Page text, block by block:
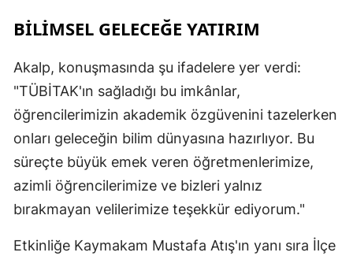
BİLİMSEL GELECEĞE YATIRIM
Akalp, konuşmasında şu ifadelere yer verdi:
"TÜBİTAK'ın sağladığı bu imkânlar,
öğrencilerimizin akademik özgüvenini tazelerken
onları geleceğin bilim dünyasına hazırlıyor. Bu
süreçte büyük emek veren öğretmenlerimize,
azimli öğrencilerimize ve bizleri yalnız
bırakmayan velilerimize teşekkür ediyorum."
Etkinliğe Kaymakam Mustafa Atış'ın yanı sıra İlçe